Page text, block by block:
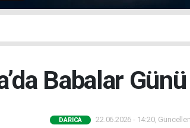
Babalar
DARICA 22.06.2026 - 14:20,